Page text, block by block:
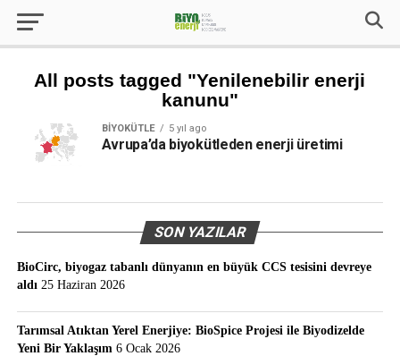
All posts tagged "Yenilenebilir enerji
kanunu"
BIYOKÜTLE 5 yıl ago
Avrupa’da biyokütleden enerji üretimi
SON YAZILAR
BioCirc, biyogaz tabanlı dünyanın en büyük CCS tesisini devreye
aldı 25 Haziran 2026
Tarımsal Atıktan Yerel Enerjiye: BioSpice Projesi ile Biyodizelde
Yeni Bir Yaklaşım 6 Ocak 2026